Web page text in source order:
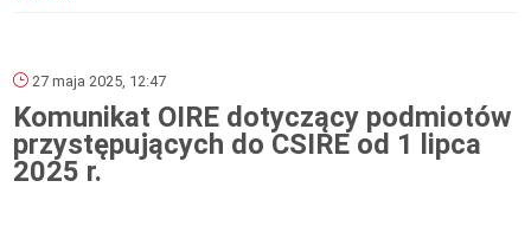
27 maja 2025, 12:47
Komunikat OIRE dotyczący podmiotów
przystępujących do CSIRE od 1 lipca
2025 r.